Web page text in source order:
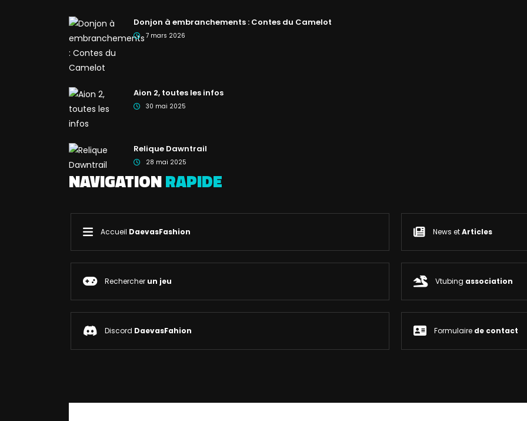
Donjon à embranchements : Contes du Camelot
7 mars 2026
Aion 2, toutes les infos
30 mai 2025
Relique Dawntrail
28 mai 2025
NAVIGATIONRAPIDE
Accueil DaevasFashion News etArticles
Rechercher un jeu Vtubing association
Discord DaevasFahion Formulaire de contact